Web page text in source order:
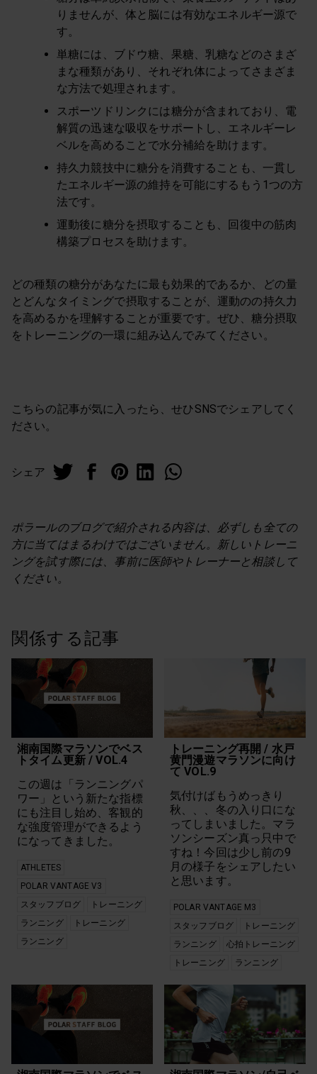
りませんが、体と脳には有効なエネルギー源で
す。
単糖には、ブドウ糖、果糖、乳糖などのさまざ
まな種類があり、それぞれ体によってさまざま
な方法で処理されます。
スポーツドリンクには糖分が含まれており、電
解質の迅速な吸収をサポートし、エネルギーレ
ベルを高めることで水分補給を助けます。
持久力競技中に糖分を消費することも、一貫し
たエネルギー源の維持を可能にするもう1つの方
法です。
運動後に糖分を摂取することも、回復中の筋肉
構築プロセスを助けます。
どの種類の糖分があなたに最も効果的であるか、どの量
とどんなタイミングで摂取することが、運動のの持久力
を高めるかを理解することが重要です。ぜひ、糖分摂取
をトレーニングの一環に組み込んでみてください。
こちらの記事が気に入ったら、せひSNSでシェアしてく
ださい。
シェア
ポラールのブログで紹介される内容は、必ずしも全ての
方に当てはまるわけではございません。新しいトレーニ
ングを試す際には、事前に医師やトレーナーと相談して
ください。
関係する記事
湘南国際マラソンでベス
トタイム更新 / VOL.4
この週は「ランニングパ
ワー」という新たな指標
にも注目し始め、客観的
な強度管理ができるよう
になってきました。
ATHLETES
POLAR VANTAGE V3
スタッフブログ
トレーニング
ランニング
トレーニング
ランニング
トレーニング再開 / 水戸
黄門漫遊マラソンに向け
て VOL.9
気付けばもうめっきり
秋、、、冬の入り口にな
ってしまいました。マラ
ソンシーズン真っ只中で
すね！今回は少し前の9
月の様子をシェアしたい
と思います。
POLAR VANTAGE M3
スタッフブログ
トレーニング
ランニング
心拍トレーニング
トレーニング
ランニング